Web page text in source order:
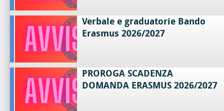
Verbale e graduatorie Bando
Erasmus 2026/2027
PROROGA SCADENZA
DOMANDA ERASMUS 2026/2027